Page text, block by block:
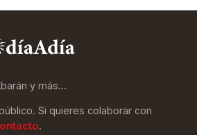
y más…
Si quieres colaborar con
.